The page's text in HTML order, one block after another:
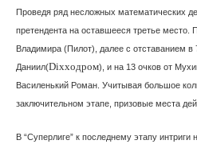
Проведя ряд несложных математических
претендента на оставшееся третье
Владимира (Пилот), далее с отставанием
Даниил(Dixxодром), и на 13 очков от
Василенький Роман. Учитывая большое
заключительном этапе, призовые места
В “Суперлиге” к последнему этапу